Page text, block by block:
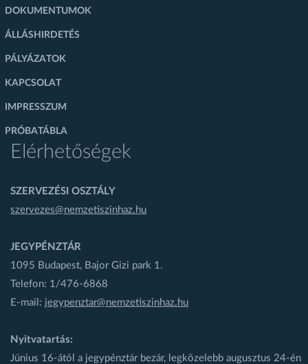
DOKUMENTUMOK
ÁLLÁSHIRDETÉS
PÁLYÁZATOK
KAPCSOLAT
IMPRESSZUM
PRÓBATÁBLA
Elérhetőségek
SZERVEZÉSI OSZTÁLY
szervezes@nemzetiszinhaz.hu
JEGYPÉNZTÁR
1095 Budapest, Bajor Gizi park 1.
Telefon: 1/476-6868
E-mail: jegypenztar@nemzetiszinhaz.hu
Nyitvatartás:
Június 16-ától a jegypénztár bezár, legközelebb augusztus 24-én